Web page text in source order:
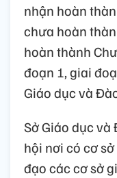
nhận hoàn
chưa hoàn
hoàn thành
đoạn 1, giai
Giáo dục và
Sở Giáo dục và
hội nơi có cơ
đạo các cơ sở